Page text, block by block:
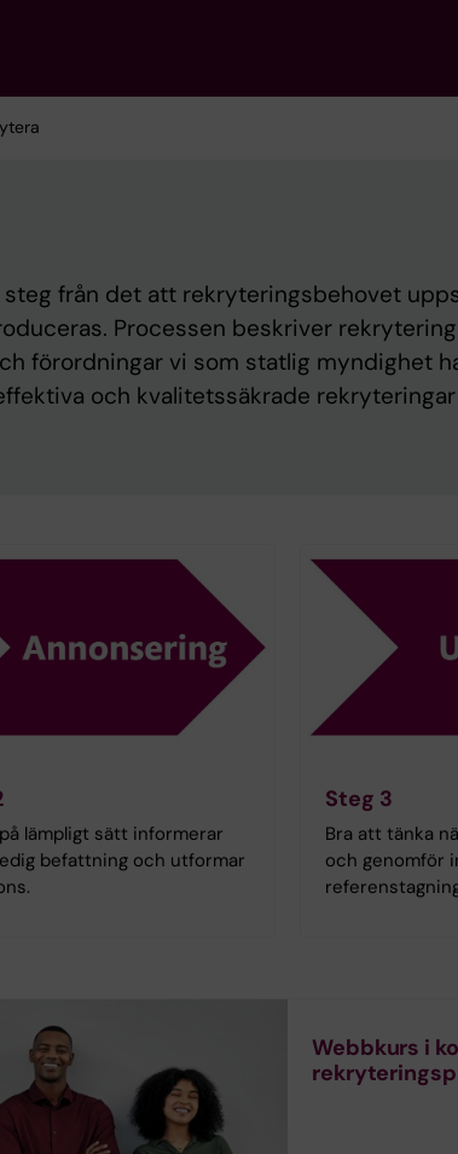
från det att rekryteringsbehovet
Processen beskriver
förordningar vi som statlig myndighet
och kvalitetssäkrade
lämpligt sätt informerar
befattning och utformar
Steg 3
Bra att tänka
och genomför
Webbkurs i